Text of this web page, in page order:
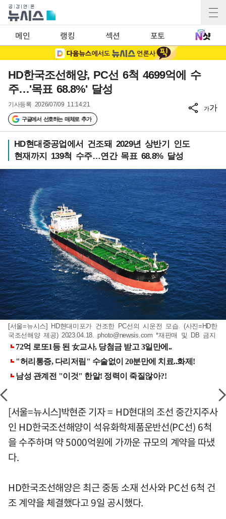
메인 랭킹 섹션 포토
HD한국조선해양, PC선 6척 4699억에 수
주…'목표 68.8%' 달성
기사등록 2026/07/09 11:14:21
구글에서 선호하는 매체로 추가
가가
HD현대중공업에서 건조돼 2029년 상반기 인도
현재까지 139척 수주…연간 목표 68.8% 달성
[서울=뉴시스] HD현대미포가 건조한 PC선의 시운전 모습. (사진=HD한
국조선해양 제공) 2023.04.18.photo@newsis.com *재판매 및 DB 금지
[서울=뉴시스]박현준 기자 = HD현대의 조선 중간지주사
인 HD한국조선해양이 석유화학제품운반선(PC선) 6척
을 수주하며 약 5000억원에 가까운 규모의 계약을 따냈
다.
HD한국조선해양은 최근 중동 소재 선사와 PC선 6척 건
조 계약을 체결했다고 9일 공시했다.